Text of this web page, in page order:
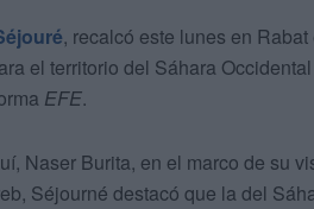
, recalcó este lunes en
el territorio del Sáhara
EFE.
Naser Burita, en el marco de su
Séjourné destacó que la del